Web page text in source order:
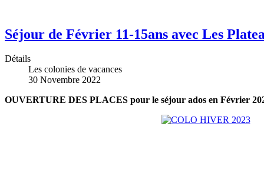
Séjour de Février 11-15ans avec Les
Détails
Les colonies de vacances
30 Novembre 2022
OUVERTURE DES PLACES pour le séjour ados en Février